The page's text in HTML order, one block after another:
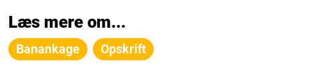
Læs mere om...
Banankage Opskrift